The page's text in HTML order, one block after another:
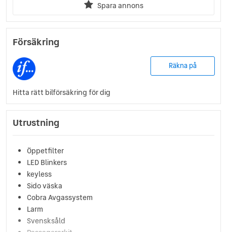
Spara annons
Försäkring
Räkna på
Hitta rätt bilförsäkring för dig
Utrustning
Öppetfilter
LED Blinkers
keyless
Sido väska
Cobra Avgassystem
Larm
Svensksåld